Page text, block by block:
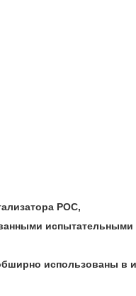
POC,
использованы в